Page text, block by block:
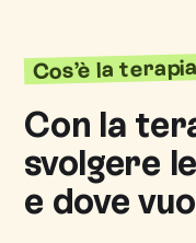
Cos’è la
Con la
svolgere
e dove